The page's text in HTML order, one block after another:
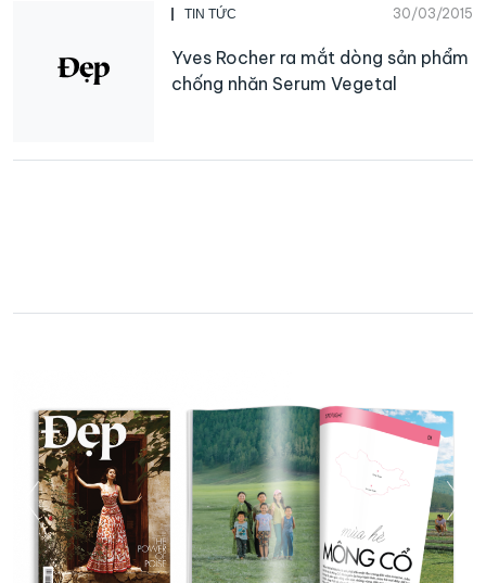
TIN TỨC 30/03/2015
Yves Rocher ra mắt dòng sản phẩm
chống nhăn Serum Vegetal